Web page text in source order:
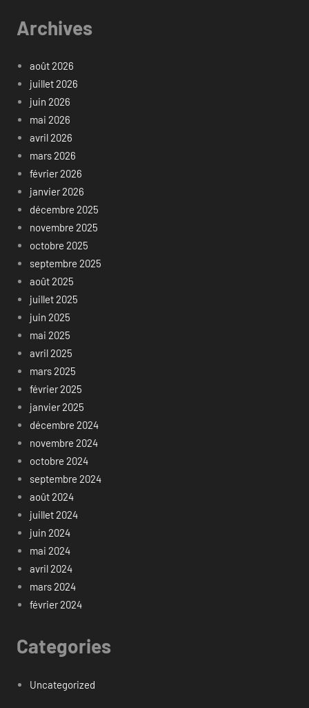
Archives
août 2026
juillet 2026
juin 2026
mai 2026
avril 2026
mars 2026
février 2026
janvier 2026
décembre 2025
novembre 2025
octobre 2025
septembre 2025
août 2025
juillet 2025
juin 2025
mai 2025
avril 2025
mars 2025
février 2025
janvier 2025
décembre 2024
novembre 2024
octobre 2024
septembre 2024
août 2024
juillet 2024
juin 2024
mai 2024
avril 2024
mars 2024
février 2024
Categories
Uncategorized